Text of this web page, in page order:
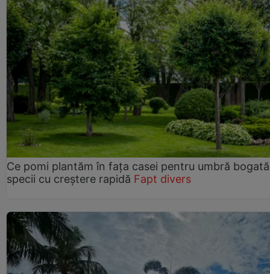
Ce pomi plantăm în fața casei pentru umbră
specii cu creștere rapidă Fapt divers